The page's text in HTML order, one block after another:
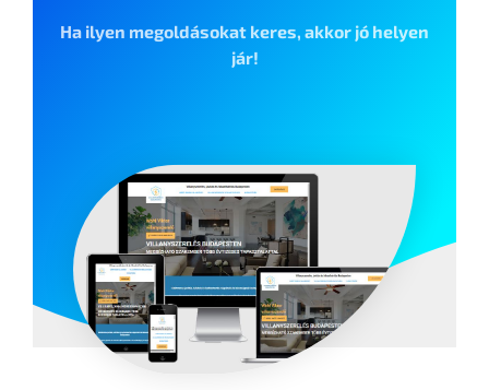
Ha ilyen megoldásokat keres, akkor jó helyen
jár!